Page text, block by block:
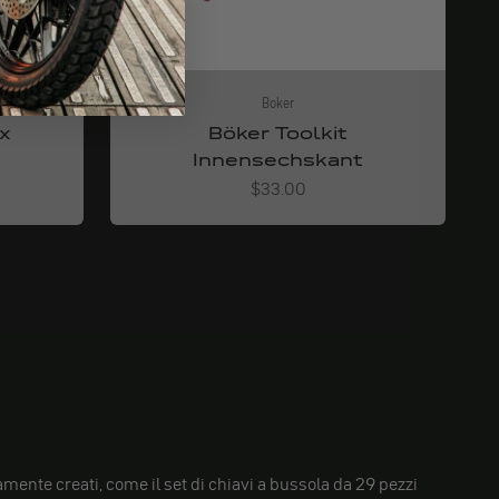
Boker
Böker Toolkit
Innensechskant
Angebot
$33.00
creati, come il set di chiavi a bussola da 29 pezzi